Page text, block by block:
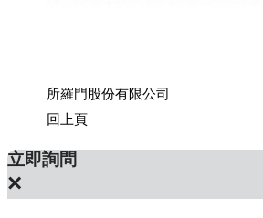
所羅門股份有限公司
回上頁
立即詢問
×